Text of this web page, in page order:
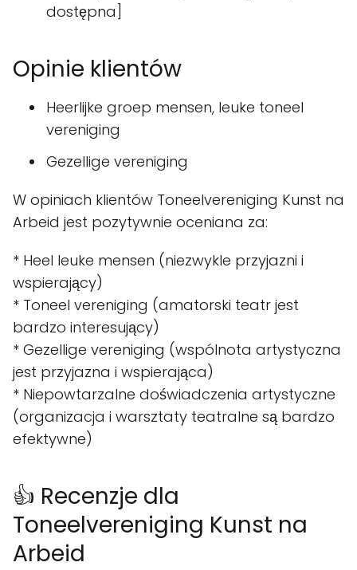
dostępna]
Opinie klientów
Heerlijke groep mensen, leuke toneel
vereniging
Gezellige vereniging
W opiniach klientów Toneelvereniging Kunst na
Arbeid jest pozytywnie oceniana za:
* Heel leuke mensen (niezwykle przyjazni i
wspierający)
* Toneel vereniging (amatorski teatr jest
bardzo interesujący)
* Gezellige vereniging (wspólnota artystyczna
jest przyjazna i wspierająca)
* Niepowtarzalne doświadczenia artystyczne
(organizacja i warsztaty teatralne są bardzo
efektywne)
👍 Recenzje dla
Toneelvereniging Kunst na
Arbeid